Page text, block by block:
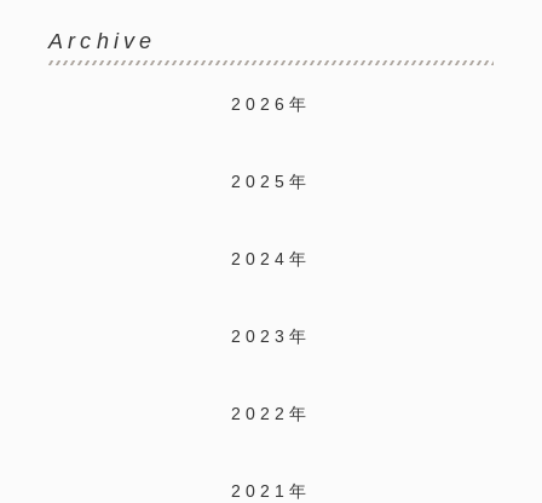
Archive
2026年
2025年
2024年
2023年
2022年
2021年